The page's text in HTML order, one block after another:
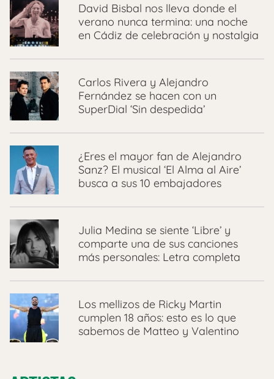
David Bisbal nos lleva donde el
verano nunca termina: una noche
en Cádiz de celebración y nostalgia
Carlos Rivera y Alejandro
Fernández se hacen con un
SuperDial ‘Sin despedida’
¿Eres el mayor fan de Alejandro
Sanz? El musical ‘El Alma al Aire’
busca a sus 10 embajadores
Julia Medina se siente ‘Libre’ y
comparte una de sus canciones
más personales: Letra completa
Los mellizos de Ricky Martin
cumplen 18 años: esto es lo que
sabemos de Matteo y Valentino